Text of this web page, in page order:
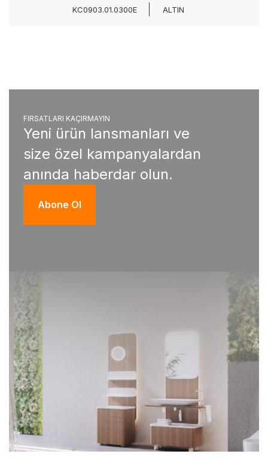
KC0903.01.0300E ALTIN
FIRSATLARI KAÇIRMAYIN
Yeni ürün lansmanları ve
size özel kampanyalardan
anında haberdar olun.
Abone Ol